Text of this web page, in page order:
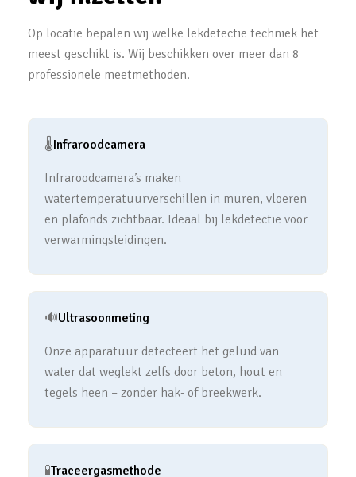
Op locatie bepalen wij welke lekdetectie techniek het
meest geschikt is. Wij beschikken over meer dan 8
professionele meetmethoden.
🌡️Infraroodcamera
Infraroodcamera’s maken
watertemperatuurverschillen in muren, vloeren
en plafonds zichtbaar. Ideaal bij lekdetectie voor
verwarmingsleidingen.
🔊Ultrasoonmeting
Onze apparatuur detecteert het geluid van
water dat weglekt zelfs door beton, hout en
tegels heen – zonder hak- of breekwerk.
🧪Traceergasmethode